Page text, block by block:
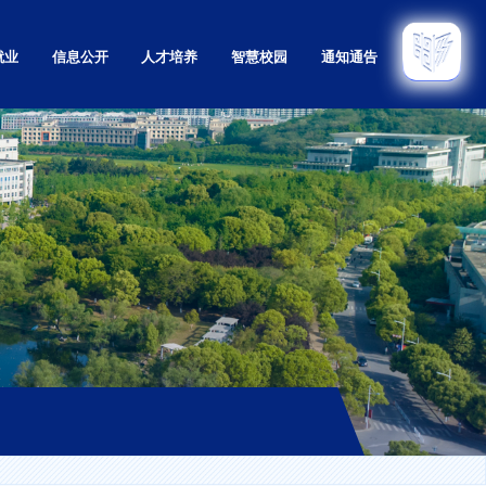
业
生
生
招生
网
信息公开 人才培养
研究生
留学生
继续教育
实验教学示范中心
教学质量监控与评估
智慧校园 通知通告